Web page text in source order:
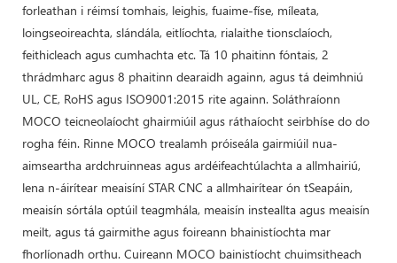
forleathan i réimsí tomhais, leighis, fuaime-físe, míleata,
loingseoireachta, slándála, eitlíochta, rialaithe tionsclaíoch,
feithicleach agus cumhachta etc. Tá 10 phaitinn fóntais, 2
thrádmharc agus 8 phaitinn dearaidh againn, agus tá deimhniú
UL, CE, RoHS agus ISO9001:2015 rite againn. Soláthraíonn
MOCO teicneolaíocht ghairmiúil agus ráthaíocht seirbhíse do do
rogha féin. Rinne MOCO trealamh próiseála gairmiúil nua-
aimseartha ardchruinneas agus ardéifeachtúlachta a allmhairiú,
lena n-áirítear meaisíní STAR CNC a allmhairítear ón tSeapáin,
meaisín sórtála optúil teagmhála, meaisín insteallta agus meaisín
meilt, agus tá gairmithe agus foireann bhainistíochta mar
fhorlíonadh orthu. Cuireann MOCO bainistíocht chuimsitheach